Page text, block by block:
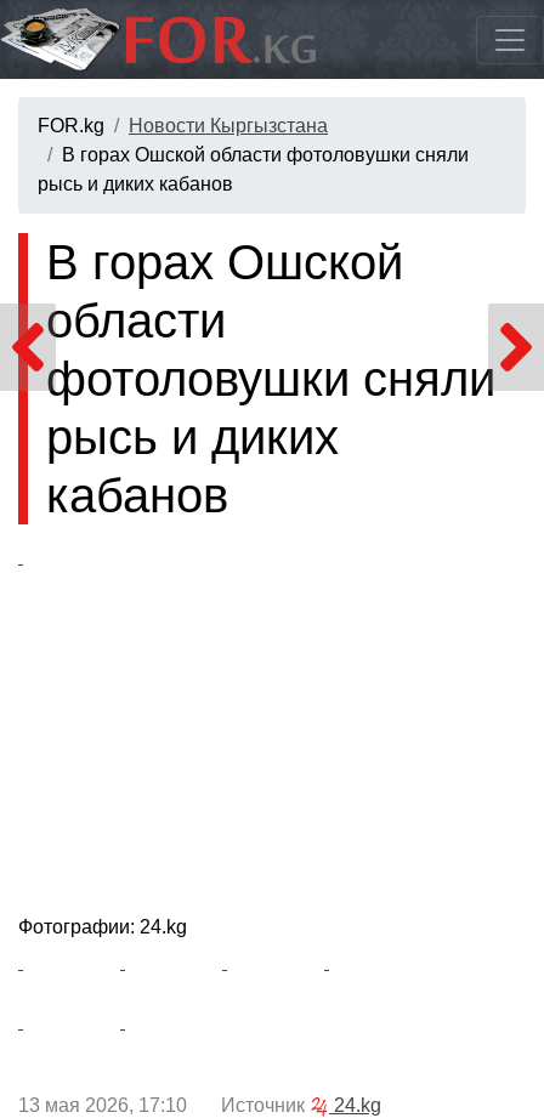
FOR.kg
Новости Кыргызстана
В горах Ошской области фотоловушки сняли
рысь и диких кабанов
В горах Ошской
области
фотоловушки сняли
рысь и диких
кабанов
Фотографии: 24.kg
13 мая 2026, 17:10 Источник
24.kg